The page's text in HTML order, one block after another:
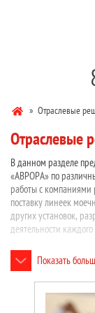
» Отраслевые
Отраслевые
В данном разделе
«АВРОРА» по
работы с компаниями
поставку линеек
других установок,
деятельности
Основные отрасли
Фармацевтика
Показать